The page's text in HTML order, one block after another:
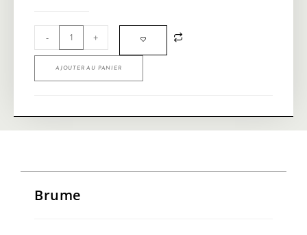
- +
AJOUTER AU PANIER
Brume